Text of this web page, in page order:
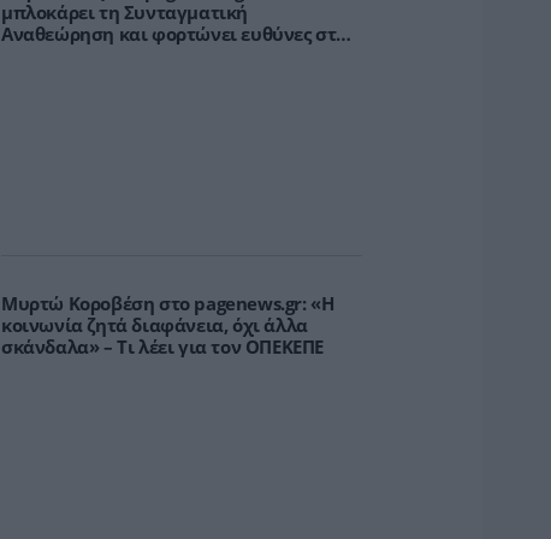
μπλοκάρει τη Συνταγματική
Αναθεώρηση και φορτώνει ευθύνες στη
Μυρτώ Κοροβέση στο pagenews.gr: «Η
κοινωνία ζητά διαφάνεια, όχι άλλα
σκάνδαλα» – Τι λέει για τον ΟΠΕΚΕΠΕ